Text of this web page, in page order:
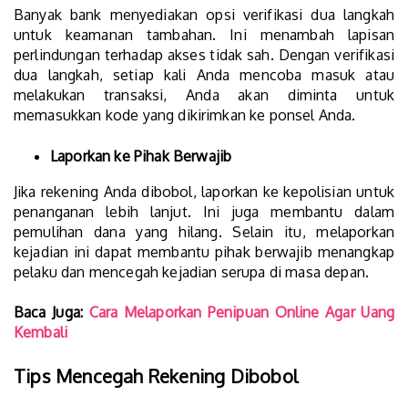
Banyak bank menyediakan opsi verifikasi dua langkah
untuk keamanan tambahan. Ini menambah lapisan
perlindungan terhadap akses tidak sah. Dengan verifikasi
dua langkah, setiap kali Anda mencoba masuk atau
melakukan transaksi, Anda akan diminta untuk
memasukkan kode yang dikirimkan ke ponsel Anda.
Laporkan ke Pihak Berwajib
Jika rekening Anda dibobol, laporkan ke kepolisian untuk
penanganan lebih lanjut. Ini juga membantu dalam
pemulihan dana yang hilang. Selain itu, melaporkan
kejadian ini dapat membantu pihak berwajib menangkap
pelaku dan mencegah kejadian serupa di masa depan.
Baca Juga: Cara Melaporkan Penipuan Online Agar Uang
Kembali
Tips Mencegah Rekening Dibobol